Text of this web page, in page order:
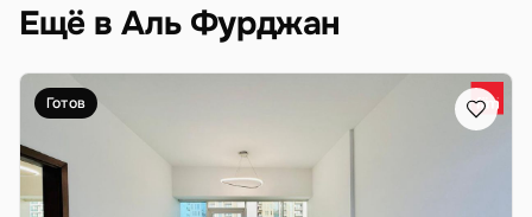
Ещё в Аль Фурджан
Готов